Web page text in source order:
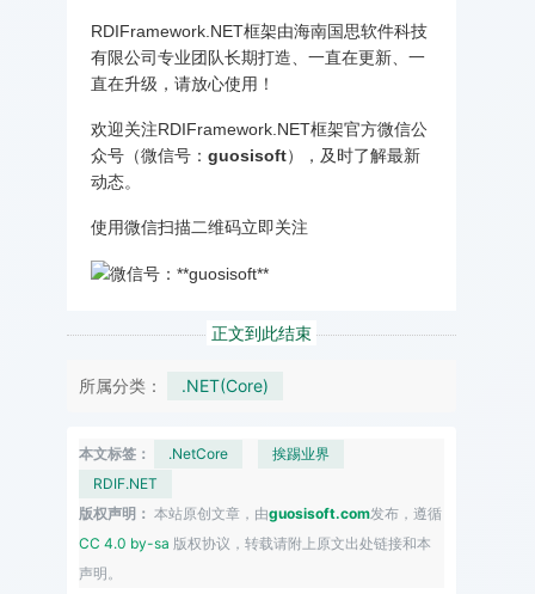
RDIFramework.NET框架由海南国思软件科技
有限公司专业团队长期打造、一直在更新、一
直在升级，请放心使用！
欢迎关注RDIFramework.NET框架官方微信公
众号（微信号：guosisoft），及时了解最新
动态。
使用微信扫描二维码立即关注
正文到此结束
所属分类： .NET(Core)
本文标签： .NetCore
挨踢业界
RDIF.NET
版权声明： 本站原创文章，由guosisoft.com发布，遵循
CC 4.0 by-sa 版权协议，转载请附上原文出处链接和本
声明。